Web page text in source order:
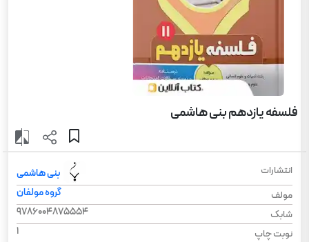
فلسفه یازدهم بنی هاشمی
انتشارات
بنی هاشمی
مولف
گروه مولفان
شابک
9786004875554
نوبت چاپ
1